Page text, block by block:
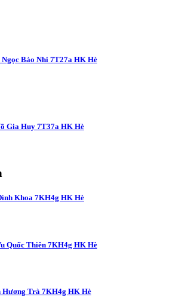
Ngọc Bảo Nhi 7T27a HK Hè
Gia Huy 7T37a HK Hè
Khoa 7KH4g HK Hè
Quốc Thiên 7KH4g HK Hè
Hương Trà 7KH4g HK Hè